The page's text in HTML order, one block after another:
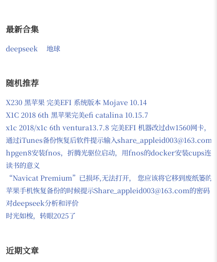
最新合集
deepseek 地球
随机推荐
X230 黑苹果 完美EFI 系统版本 Mojave 10.14
X1C 2018 6th 黑苹果完美efi catalina 10.15.7
x1c 2018/x1c 6th ventura13.7.8 完美EFI 机器改过dw1560网卡，
通过iTunes备份恢复后软件提示输入share_appleid003@163.com
hpgen8安装fnos，折腾光驱位启动，用fnos的docker安装cups连
读书的意义
“Navicat Premium”已损坏,无法打开， 您应该将它移到废纸篓的
苹果手机恢复备份的时候提示Share_appleid003@163.com的密码
对deepseek分析和评价
时光如梭，转眼2025了
近期文章